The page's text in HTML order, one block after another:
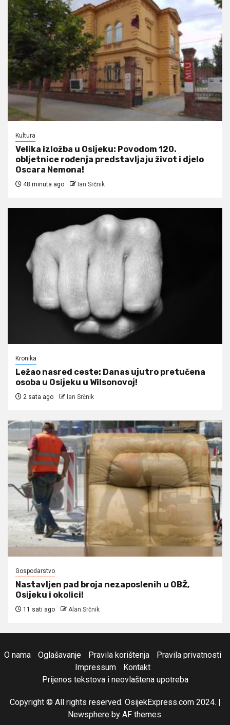
Kultura
Velika izložba u Osijeku: Povodom 120.
obljetnice rođenja predstavljaju život i djelo
Oscara Nemona!
48 minuta ago Ian Srčnik
Kronika
Ležao nasred ceste: Danas ujutro pretučena
osoba u Osijeku u Wilsonovoj!
2 sata ago Ian Srčnik
Gospodarstvo
Nastavljen pad broja nezaposlenih u OBŽ,
Osijeku i okolici!
11 sati ago Alan Srčnik
O nama Oglašavanje Pravila korištenja
Pravila privatnosti
Impressum
Kontakt
Prijenos tekstova i neovlaštena upotreba
Copyright © All rights reserved. OsijekExpress.com 2024. |
Newsphereby AF themes.